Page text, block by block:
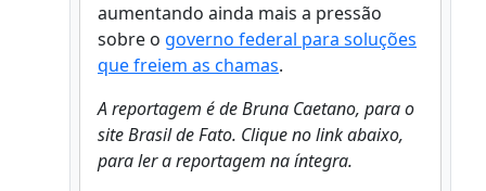
aumentando ainda mais a pressão
sobre o governo federal para soluções
que freiem as chamas.
A reportagem é de Bruna Caetano, para o
site Brasil de Fato. Clique no link abaixo,
para ler a reportagem na íntegra.